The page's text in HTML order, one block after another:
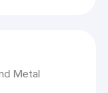
Metal